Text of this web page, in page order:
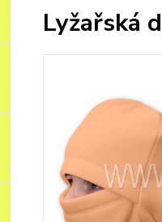
Lyžařská